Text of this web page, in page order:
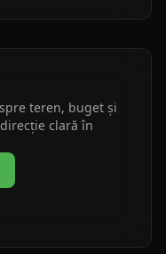
teren, buget și
clară în